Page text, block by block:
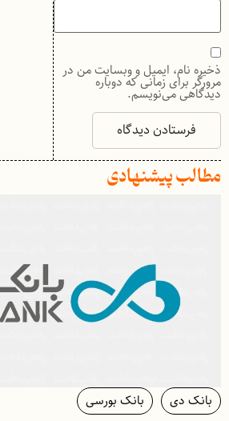
ذخیره نام، ایمیل و وبسایت من در
مرورگر برای زمانی که دوباره
دیدگاهی می‌نویسم.
مطالب پیشنهادی
بانک دی بانک بورسی